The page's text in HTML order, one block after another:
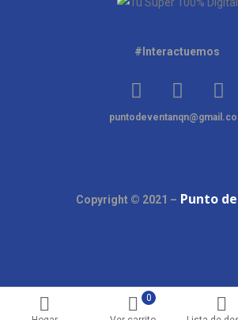
0
#Interactuemos
Copyright © 2021 – Punto